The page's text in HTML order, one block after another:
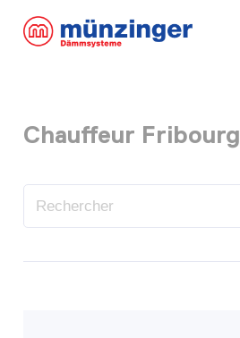
Chauffeur Fribourg